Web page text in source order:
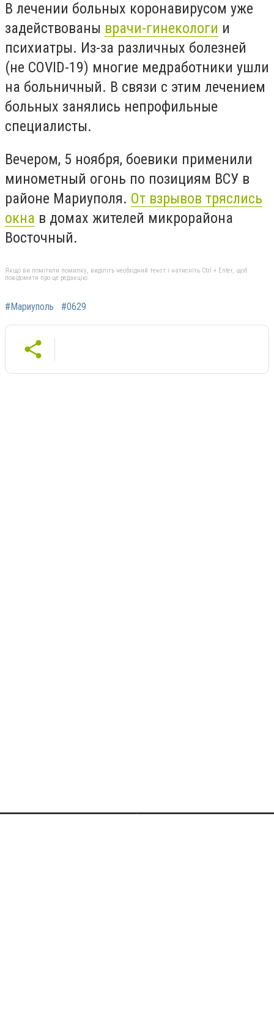
В лечении больных коронавирусом уже
задействованы врачи-гинекологи и
психиатры. Из-за различных болезней
(не COVID-19) многие медработники ушли
на больничный. В связи с этим лечением
больных занялись непрофильные
специалисты.
Вечером, 5 ноября, боевики применили
минометный огонь по позициям ВСУ в
районе Мариуполя. От взрывов тряслись
окна в домах жителей микрорайона
Восточный.
Якщо ви помітили помилку, виділіть необхідний текст і натисніть Ctrl + Enter, щоб
повідомити про це редакцію
#Мариуполь #0629